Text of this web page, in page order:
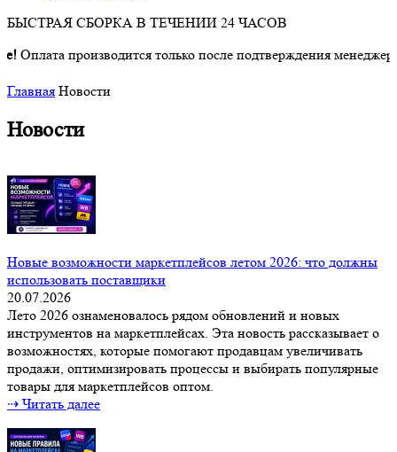
БЫСТРАЯ СБОРКА В ТЕЧЕНИИ 24 ЧАСОВ
производится только после подтверждения менеджером
Главная Новости
Новости
Новые возможности маркетплейсов летом 2026: что должны
использовать поставщики
20.07.2026
Лето 2026 ознаменовалось рядом обновлений и новых
инструментов на маркетплейсах. Эта новость рассказывает о
возможностях, которые помогают продавцам увеличивать
продажи, оптимизировать процессы и выбирать популярные
товары для маркетплейсов оптом.
⇢ Читать далее